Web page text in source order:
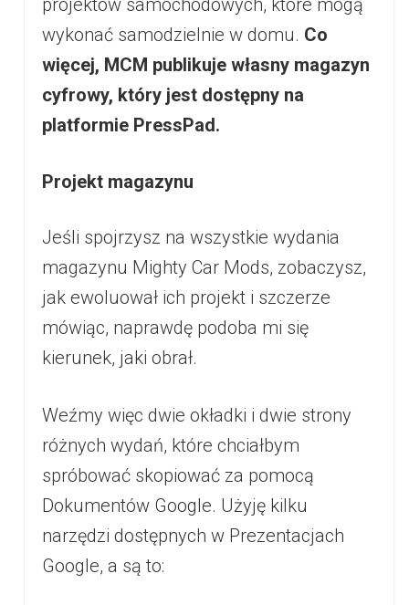
projektów samochodowych, które mogą
wykonać samodzielnie w domu. Co
więcej, MCM publikuje własny magazyn
cyfrowy, który jest dostępny na
platformie PressPad.
Projekt magazynu
Jeśli spojrzysz na wszystkie wydania
magazynu Mighty Car Mods, zobaczysz,
jak ewoluował ich projekt i szczerze
mówiąc, naprawdę podoba mi się
kierunek, jaki obrał.
Weźmy więc dwie okładki i dwie strony
różnych wydań, które chciałbym
spróbować skopiować za pomocą
Dokumentów Google. Użyję kilku
narzędzi dostępnych w Prezentacjach
Google, a są to: